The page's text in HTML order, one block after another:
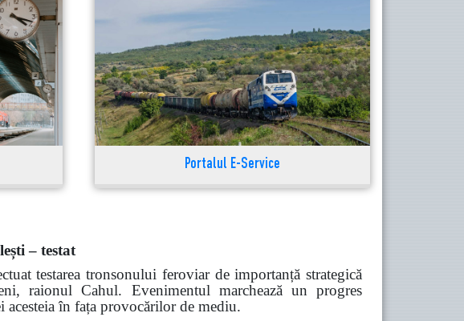
Portalul E-Service
– testat
testarea tronsonului feroviar de importanță strategică
raionul Cahul. Evenimentul marchează un progres
în fața provocărilor de mediu.